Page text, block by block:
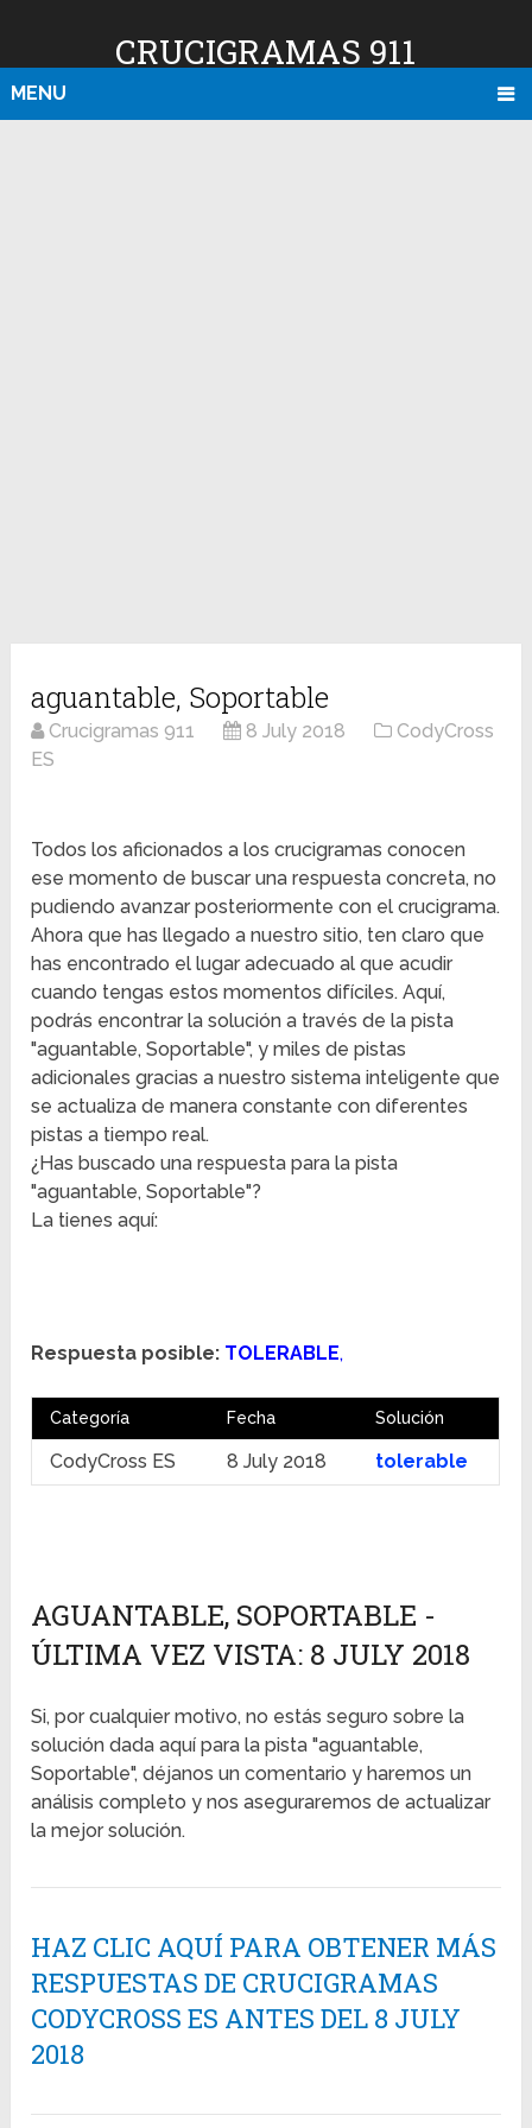
CRUCIGRAMAS 911
MENU
aguantable, Soportable
Crucigramas 911 8 July 2018
CodyCross
ES
Todos los aficionados a los crucigramas conocen
ese momento de buscar una respuesta concreta, no
pudiendo avanzar posteriormente con el crucigrama.
Ahora que has llegado a nuestro sitio, ten claro que
has encontrado el lugar adecuado al que acudir
cuando tengas estos momentos difíciles. Aquí,
podrás encontrar la solución a través de la pista
"aguantable, Soportable", y miles de pistas
adicionales gracias a nuestro sistema inteligente que
se actualiza de manera constante con diferentes
pistas a tiempo real.
¿Has buscado una respuesta para la pista
"aguantable, Soportable"?
La tienes aquí:
Respuesta posible: TOLERABLE,
Categoría Fecha Solución
CodyCross ES 8 July 2018 tolerable
AGUANTABLE, SOPORTABLE -
ÚLTIMA VEZ VISTA: 8 JULY 2018
Si, por cualquier motivo, no estás seguro sobre la
solución dada aquí para la pista "aguantable,
Soportable", déjanos un comentario y haremos un
análisis completo y nos aseguraremos de actualizar
la mejor solución.
HAZ CLIC AQUÍ PARA OBTENER MÁS
RESPUESTAS DE CRUCIGRAMAS
CODYCROSS ES ANTES DEL 8 JULY
2018